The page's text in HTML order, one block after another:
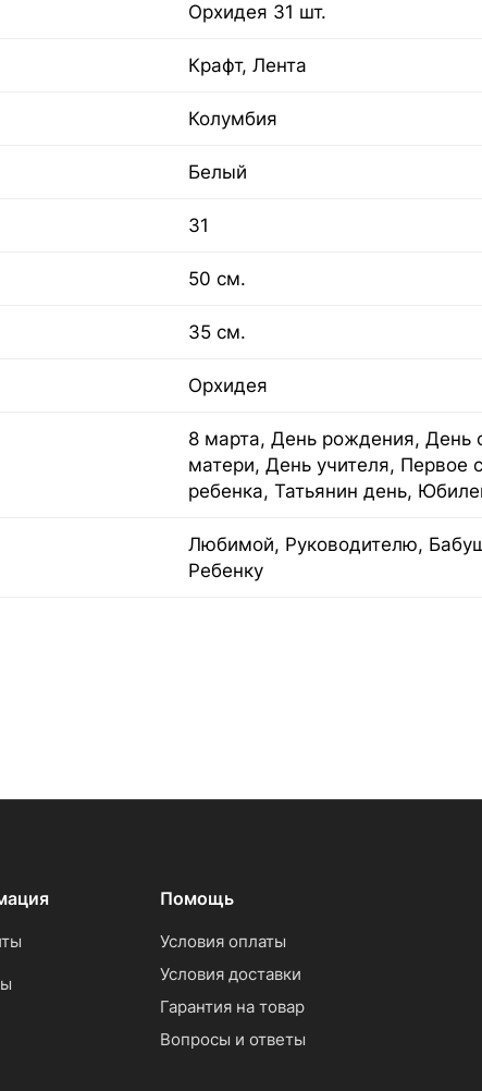
Орхидея 31 шт.
Крафт, Лента
Колумбия
Белый
31
50 см.
35 см.
Орхидея
8 марта, День рождения, День
матери, День учителя, Первое
ребенка, Татьянин день,
Любимой, Руководителю,
Ребенку
Помощь
Условия оплаты
Условия доставки
Гарантия на товар
Вопросы и ответы